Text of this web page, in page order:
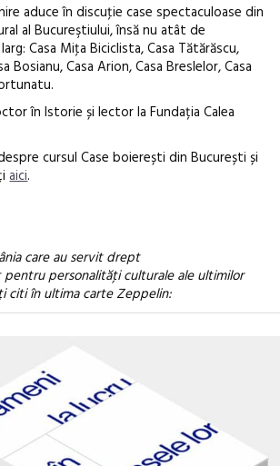
aduce în discuţie case spectaculoase din
al Bucureştiului, însă nu atât de
Casa Miţa Biciclista, Casa Tătărăscu,
Bosianu, Casa Arion, Casa Breslelor, Casa
în Istorie și lector la Fundația Calea
cursul Case boierești din București și
aici.
care au servit drept
personalităţi culturale ale ultimilor
citi în ultima carte Zeppelin: